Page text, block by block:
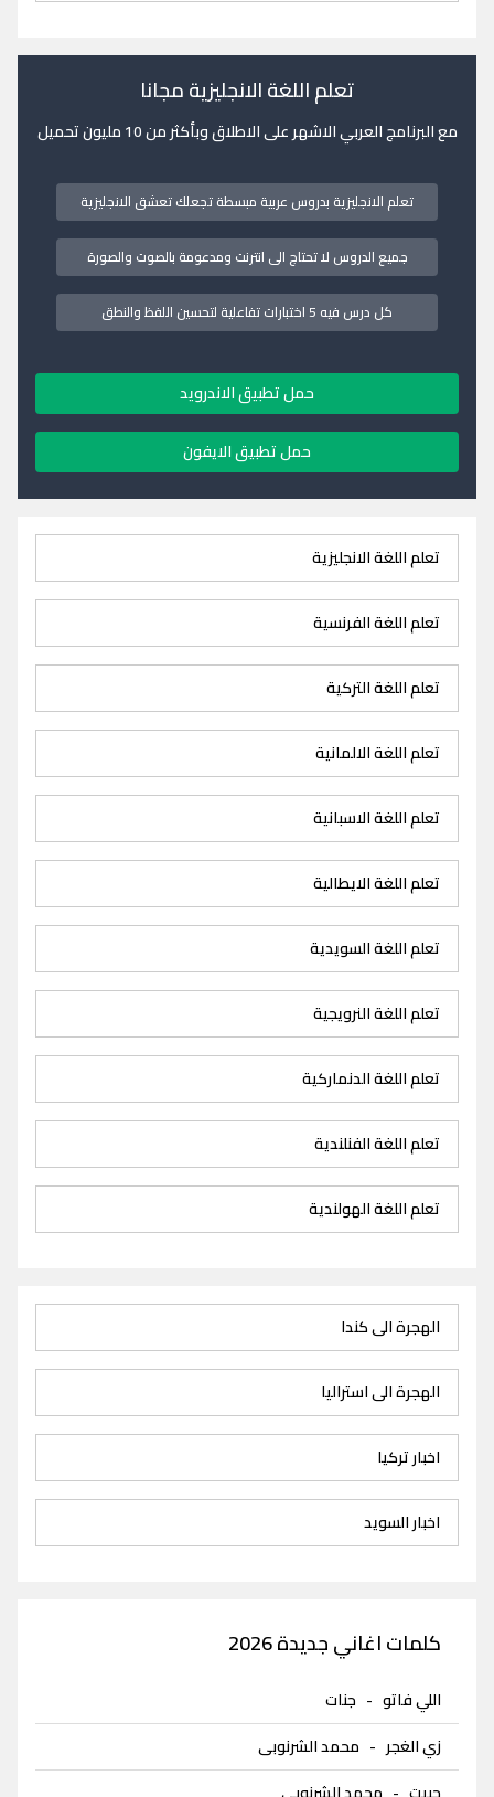
تعلم اللغة الانجليزية مجانا
مع البرنامج العربي الاشهر على الاطلاق وبأكثر من 10 مليون تحميل
تعلم الانجليزية بدروس عربية مبسطة تجعلك تعشق الانجليزية
جميع الدروس لا تحتاج الى انترنت ومدعومة بالصوت والصورة
كل درس فيه 5 اختبارات تفاعلية لتحسين اللفظ والنطق
حمل تطبيق الاندرويد
حمل تطبيق الايفون
تعلم اللغة الانجليزية
تعلم اللغة الفرنسية
تعلم اللغة التركية
تعلم اللغة الالمانية
تعلم اللغة الاسبانية
تعلم اللغة الايطالية
تعلم اللغة السويدية
تعلم اللغة النرويجية
تعلم اللغة الدنماركية
تعلم اللغة الفنلندية
تعلم اللغة الهولندية
الهجرة الى كندا
الهجرة الى استراليا
اخبار تركيا
اخبار السويد
كلمات اغاني جديدة 2026
اللي فاتو - جنات
زي الغجر - محمد الشرنوبى